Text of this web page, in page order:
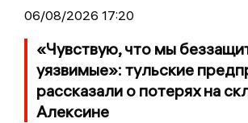
06/08/2026 17:20
«Чувствую, что мы
уязвимые»: тульские
рассказали о потерях на
Алексине